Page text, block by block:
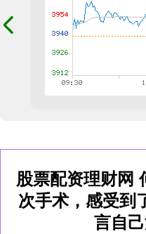
股票配资理财网
次手术，感受到
言自